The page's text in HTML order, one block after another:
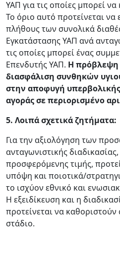
ΥΑΠ για τις οποίες μπορεί
Το όριο αυτό προτείνεται να
πλήθους των συνολικά
Εγκατάστασης ΥΑΠ ανά
τις οποίες μπορεί ένας
Επενδυτής ΥΑΠ. Η πρόβλεψη
διασφάλιση συνθηκών
στην αποφυγή
αγοράς σε περιορισμένο
5. Λοιπά σχετικά ζητήματα:
Για την αξιολόγηση των
ανταγωνιστικής
προσφερόμενης τιμής,
υπόψη και ποιοτικά/
το ισχύον εθνικό και
Η εξειδίκευση και η
προτείνεται να καθοριστούν
στάδιο.